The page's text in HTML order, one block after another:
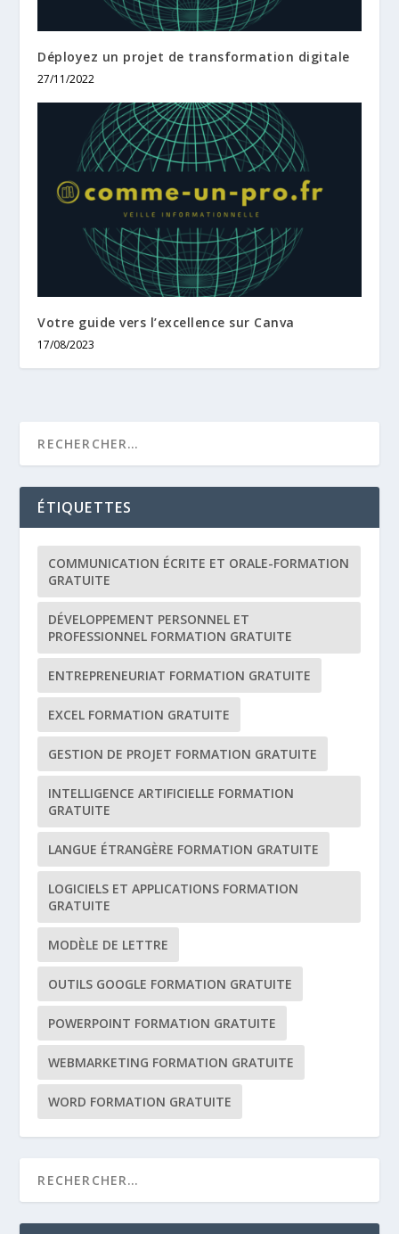
Déployez un projet de transformation digitale
27/11/2022
Votre guide vers l’excellence sur Canva
17/08/2023
ÉTIQUETTES
COMMUNICATION ÉCRITE ET ORALE-FORMATION
GRATUITE
DÉVELOPPEMENT PERSONNEL ET
PROFESSIONNEL FORMATION GRATUITE
ENTREPRENEURIAT FORMATION GRATUITE
EXCEL FORMATION GRATUITE
GESTION DE PROJET FORMATION GRATUITE
INTELLIGENCE ARTIFICIELLE FORMATION
GRATUITE
LANGUE ÉTRANGÈRE FORMATION GRATUITE
LOGICIELS ET APPLICATIONS FORMATION
GRATUITE
MODÈLE DE LETTRE
OUTILS GOOGLE FORMATION GRATUITE
POWERPOINT FORMATION GRATUITE
WEBMARKETING FORMATION GRATUITE
WORD FORMATION GRATUITE